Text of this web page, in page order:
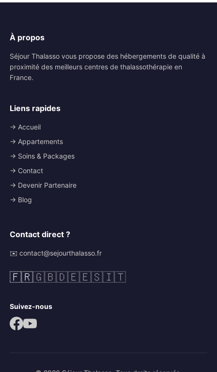
À propos
Séjour Thalasso vous propose des hébergements de qualité à
proximité des meilleurs centres de thalassothérapie en
France.
Liens rapides
→ Accueil
→ Appartements
→ Soins & Packages
→ Contact
→ Devenir Partenaire
→ Blog
Contact direct ?
✉️ contact@sejourthalasso.fr
🇫🇷🇬🇧🇩🇪🇪🇸🇮🇹
Suivez-nous